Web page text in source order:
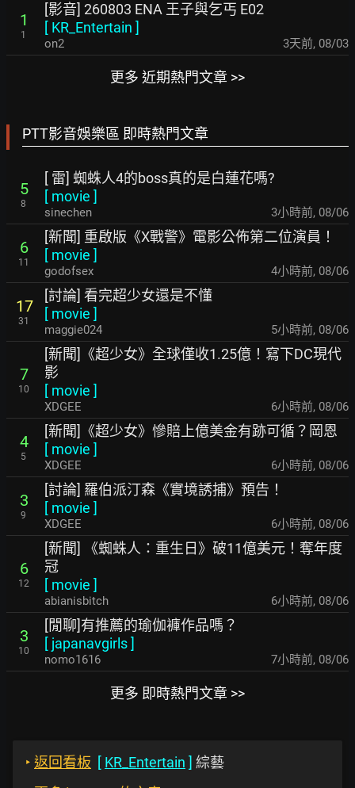
1
1
[影音] 260803 ENA 王子與乞丐 E02
[ KR_Entertain ]
on2 3天前, 08/03
更多 近期熱門文章 >>
PTT影音娛樂區 即時熱門文章
5
8
[ 雷] 蜘蛛人4的boss真的是白蓮花嗎?
[ movie ]
sinechen 3小時前, 08/06
6
11
[新聞] 重啟版《X戰警》電影公佈第二位演員！
[ movie ]
godofsex 4小時前, 08/06
17
31
[討論] 看完超少女還是不懂
[ movie ]
maggie024 5小時前, 08/06
7
10
[新聞]《超少女》全球僅收1.25億！寫下DC現代
影
[ movie ]
XDGEE 6小時前, 08/06
4
5
[新聞]《超少女》慘賠上億美金有跡可循？岡恩
[ movie ]
XDGEE 6小時前, 08/06
3
9
[討論] 羅伯派汀森《實境誘捕》預告！
[ movie ]
XDGEE 6小時前, 08/06
6
12
[新聞] 《蜘蛛人：重生日》破11億美元！奪年度
冠
[ movie ]
abianisbitch 6小時前, 08/06
3
10
[閒聊]有推薦的瑜伽褲作品嗎？
[ japanavgirls]
nomo1616 7小時前, 08/06
更多 即時熱門文章 >>
‣ 返回看板 [ KR_Entertain ] 綜藝